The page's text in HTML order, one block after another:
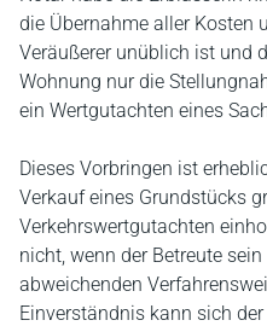
die Übernahme aller Kosten
Veräußerer unüblich ist und
Wohnung nur die
ein Wertgutachten eines
Dieses Vorbringen ist
Verkauf eines Grundstücks
Verkehrswertgutachten
nicht, wenn der Betreute
abweichenden
Einverständnis kann sich